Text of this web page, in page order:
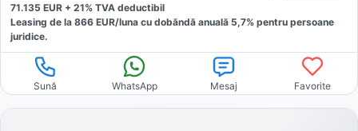
71.135 EUR + 21% TVA deductibil
Leasing de la 866 EUR/luna cu dobăndă anuală 5,7% pentru persoane
juridice.
Sună WhatsApp Mesaj Favorite